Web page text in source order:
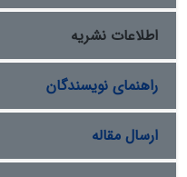
اطلاعات نشریه
راهنمای نویسندگان
ارسال مقاله